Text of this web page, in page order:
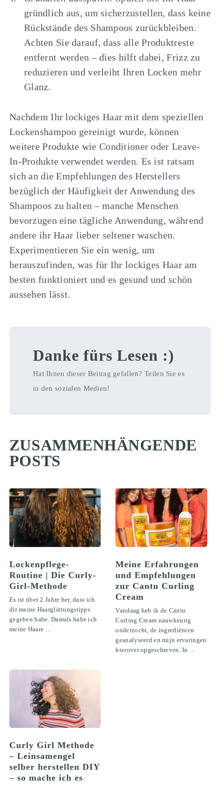
gründlich aus, um sicherzustellen, dass keine
Rückstände des Shampoos zurückbleiben.
Achten Sie darauf, dass alle Produktreste
entfernt werden – dies hilft dabei, Frizz zu
reduzieren und verleiht Ihren Locken mehr
Glanz.
Nachdem Ihr lockiges Haar mit dem speziellen
Lockenshampoo gereinigt wurde, können
weitere Produkte wie Conditioner oder Leave-
In-Produkte verwendet werden. Es ist ratsam
sich an die Empfehlungen des Herstellers
bezüglich der Häufigkeit der Anwendung des
Shampoos zu halten – manche Menschen
bevorzugen eine tägliche Anwendung, während
andere ihr Haar lieber seltener waschen.
Experimentieren Sie ein wenig, um
herauszufinden, was für Ihr lockiges Haar am
besten funktioniert und es gesund und schön
aussehen lässt.
Danke fürs Lesen :)
Hat Ihnen dieser Beitrag gefallen? Teilen Sie es
in den sozialen Medien!
ZUSAMMENHÄNGENDE
POSTS
Lockenpflege-
Routine | Die Curly-
Girl-Methode
Es ist über 2 Jahre her, dass ich
dir meine Haarglättungstipps
gegeben habe. Damals habe ich
meine Haare …
Meine Erfahrungen
und Empfehlungen
zur Cantu Curling
Cream
Vandaag heb ik de Cantu
Curling Cream nauwkeurig
onderzocht, de ingrediënten
geanalyseerd en mijn ervaringen
hierover opgeschreven. In …
Curly Girl Methode
– Leinsamengel
selber herstellen DIY
– so mache ich es